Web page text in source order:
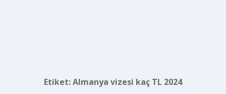
Etiket:Almanya vizesi kaç TL 2024